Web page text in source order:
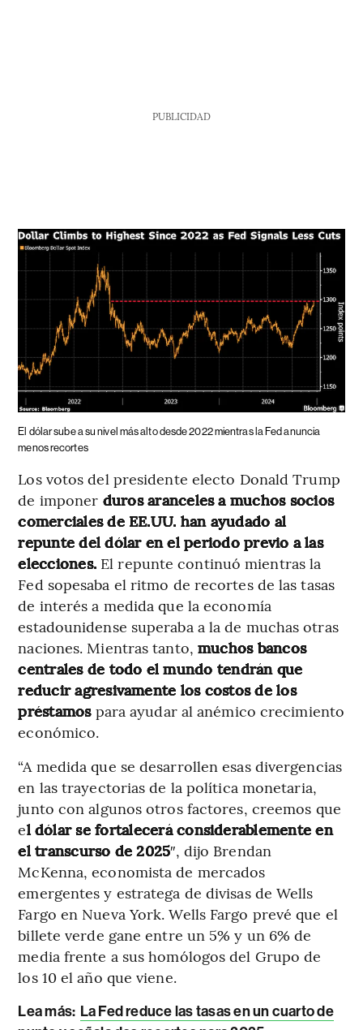
PUBLICIDAD
El dólar sube a su nivel más alto desde 2022 mientras la Fed anuncia
menos recortes
Los votos del presidente electo Donald Trump
de imponer duros aranceles a muchos socios
comerciales de EE.UU. han ayudado al
repunte del dólar en el periodo previo a las
elecciones. El repunte continuó mientras la
Fed sopesaba el ritmo de recortes de las tasas
de interés a medida que la economía
estadounidense superaba a la de muchas otras
naciones. Mientras tanto, muchos bancos
centrales de todo el mundo tendrán que
reducir agresivamente los costos de los
préstamospara ayudar al anémico crecimiento
económico.
“A medida que se desarrollen esas divergencias
en las trayectorias de la política monetaria,
junto con algunos otros factores, creemos que
el dólar se fortalecerá considerablemente en
el transcurso de 2025″, dijo Brendan
McKenna, economista de mercados
emergentes y estratega de divisas de Wells
Fargo en Nueva York. Wells Fargo prevé que el
billete verde gane entre un 5% y un 6% de
media frente a sus homólogos del Grupo de
los 10 el año que viene.
Lea más: La Fed reduce las tasas en un cuarto de